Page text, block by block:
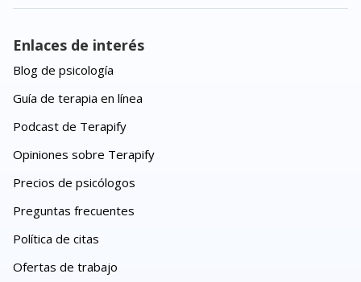
Enlaces de interés
Blog de psicología
Guía de terapia en línea
Podcast de Terapify
Opiniones sobre Terapify
Precios de psicólogos
Preguntas frecuentes
Política de citas
Ofertas de trabajo